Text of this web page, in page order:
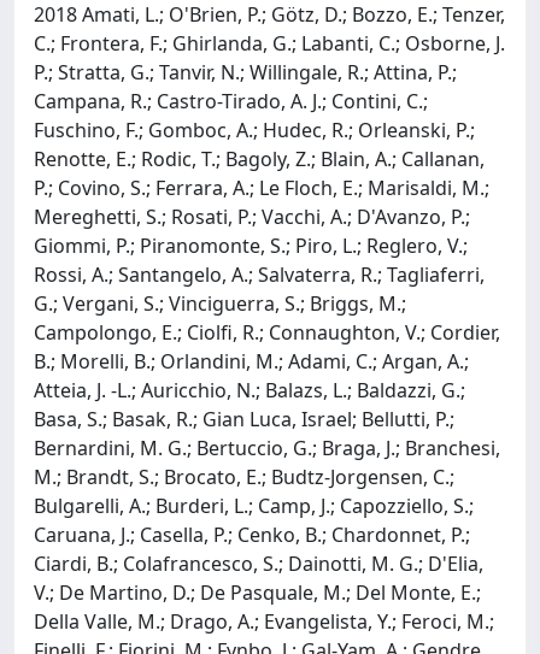
2018 Amati, L.; O'Brien, P.; Götz, D.; Bozzo, E.; Tenzer,
C.; Frontera, F.; Ghirlanda, G.; Labanti, C.; Osborne, J.
P.; Stratta, G.; Tanvir, N.; Willingale, R.; Attina, P.;
Campana, R.; Castro-Tirado, A. J.; Contini, C.;
Fuschino, F.; Gomboc, A.; Hudec, R.; Orleanski, P.;
Renotte, E.; Rodic, T.; Bagoly, Z.; Blain, A.; Callanan,
P.; Covino, S.; Ferrara, A.; Le Floch, E.; Marisaldi, M.;
Mereghetti, S.; Rosati, P.; Vacchi, A.; D'Avanzo, P.;
Giommi, P.; Piranomonte, S.; Piro, L.; Reglero, V.;
Rossi, A.; Santangelo, A.; Salvaterra, R.; Tagliaferri,
G.; Vergani, S.; Vinciguerra, S.; Briggs, M.;
Campolongo, E.; Ciolfi, R.; Connaughton, V.; Cordier,
B.; Morelli, B.; Orlandini, M.; Adami, C.; Argan, A.;
Atteia, J. -L.; Auricchio, N.; Balazs, L.; Baldazzi, G.;
Basa, S.; Basak, R.; Gian Luca, Israel; Bellutti, P.;
Bernardini, M. G.; Bertuccio, G.; Braga, J.; Branchesi,
M.; Brandt, S.; Brocato, E.; Budtz-Jorgensen, C.;
Bulgarelli, A.; Burderi, L.; Camp, J.; Capozziello, S.;
Caruana, J.; Casella, P.; Cenko, B.; Chardonnet, P.;
Ciardi, B.; Colafrancesco, S.; Dainotti, M. G.; D'Elia,
V.; De Martino, D.; De Pasquale, M.; Del Monte, E.;
Della Valle, M.; Drago, A.; Evangelista, Y.; Feroci, M.;